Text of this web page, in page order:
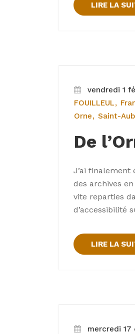
LIRE LA
vendredi 1
FOUILLEUL
Orne
Saint-
De
J’ai
des archives
vite reparties
d’accessibilité
LIRE LA
mercredi